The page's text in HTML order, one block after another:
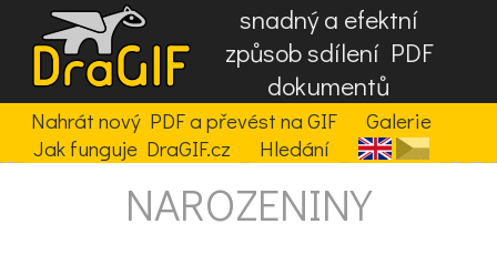
snadný a efektní
způsob sdílení PDF
dokumentů
Nahrát nový PDF a převést na GIF
Galerie
Jak funguje DraGIF.cz
Hledání
NAROZENINY